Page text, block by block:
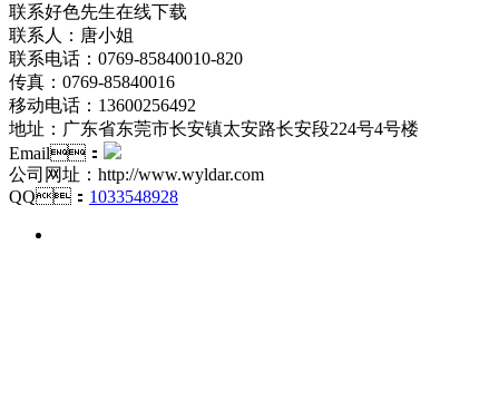
联系好色先生在线下载
联系人：唐小姐
联系电话：0769-85840010-820
传真：0769-85840016
移动电话：13600256492
地址：广东省东莞市长安镇太安路长安段224号4号楼
Email：
公司网址：http://www.wyldar.com
QQ： 1033548928